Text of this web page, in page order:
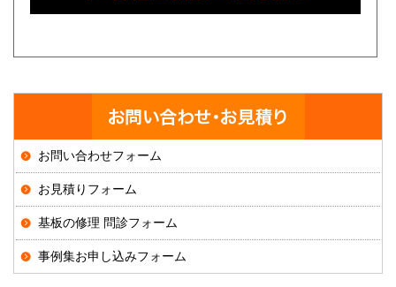
お問い合わせフォーム
お見積りフォーム
基板の修理 問診フォーム
事例集お申し込みフォーム